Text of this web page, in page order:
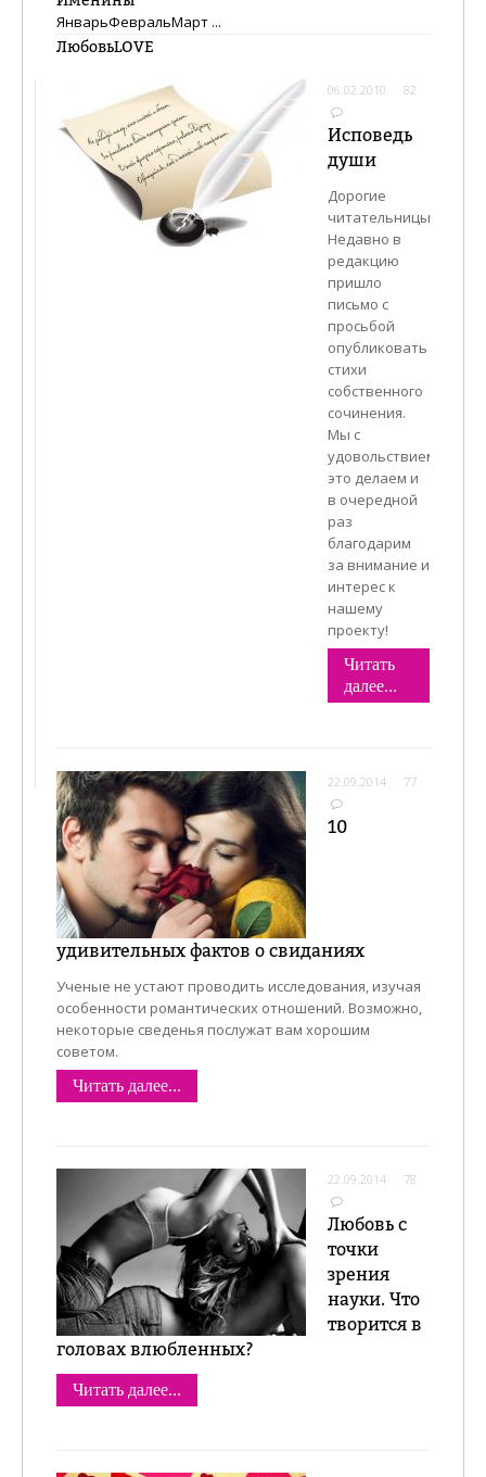
ЯнварьФевральМарт ...
ЛюбовьLOVE
06.02.2010 82
Исповедь
души
Дорогие
читательницы!
Недавно в
редакцию
пришло
письмо с
просьбой
опубликовать
стихи
собственного
сочинения.
Мы с
удовольствием
это делаем и
в очередной
раз
благодарим
за внимание и
интерес к
нашему
проекту!
Читать
далее...
22.09.2014 77
10
удивительных фактов о свиданиях
Ученые не устают проводить исследования, изучая
особенности романтических отношений. Возможно,
некоторые сведенья послужат вам хорошим
советом.
Читать далее...
22.09.2014 78
Любовь с
точки
зрения
науки. Что
творится в
головах влюбленных?
Читать далее...